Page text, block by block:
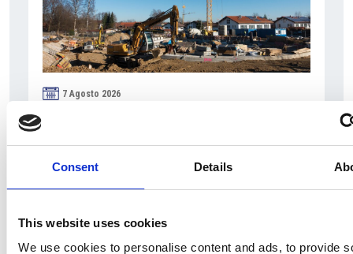
Consent Details
This website uses cookies
We use cookies to personalise content and ads, to provide
7 Agosto 2026
Repubblica Ceca